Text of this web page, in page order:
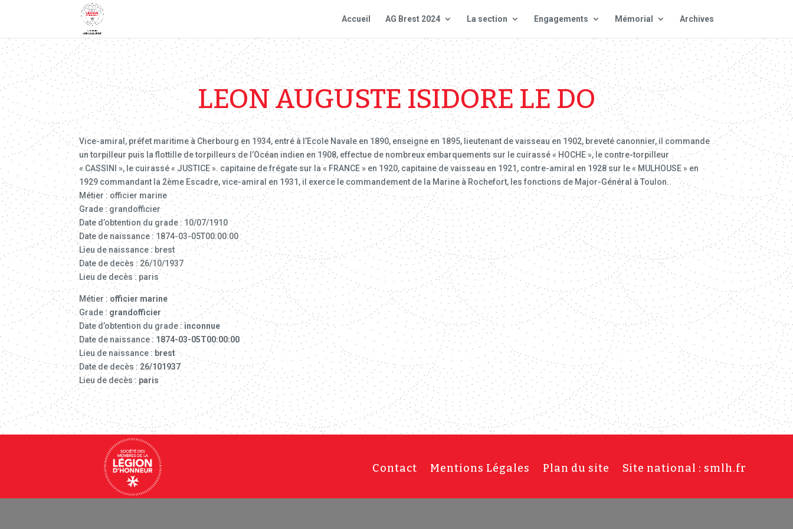
Accueil AG Brest 2024 La section Engagements Mémorial Archives
LEON AUGUSTE ISIDORE LE DO
Vice-amiral, préfet maritime à Cherbourg en 1934, entré à l’Ecole Navale en 1890, enseigne en 1895, lieutenant de vaisseau en 1902, breveté canonnier, il commande
un torpilleur puis la flottille de torpilleurs de l’Océan indien en 1908, effectue de nombreux embarquements sur le cuirassé « HOCHE », le contre-torpilleur
« CASSINI », le cuirassé « JUSTICE ». capitaine de frégate sur la « FRANCE » en 1920, capitaine de vaisseau en 1921, contre-amiral en 1928 sur le « MULHOUSE » en
1929 commandant la 2ème Escadre, vice-amiral en 1931, il exerce le commandement de la Marine à Rochefort, les fonctions de Major-Général à Toulon.
Métier : officier marine
Grade : grandofficier
Date d’obtention du grade : 10/07/1910
Date de naissance : 1874-03-05T00:00:00
Lieu de naissance : brest
Date de decès : 26/10/1937
Lieu de decès : paris
Métier : officier marine
Grade : grandofficier
Date d’obtention du grade :inconnue
Date de naissance : 1874-03-05T00:00:00
Lieu de naissance :brest
Date de decès : 26/101937
Lieu de decès :paris
Contact Mentions Légales Plan du site Site national : smlh.fr